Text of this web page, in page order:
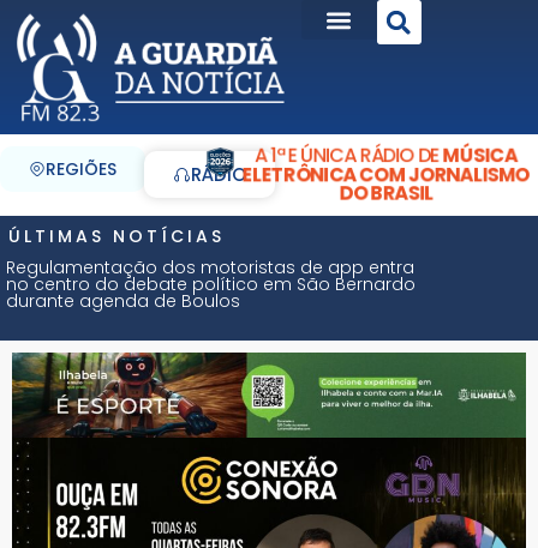
REGIÕES RÁDIO
A 1ª E ÚNICA RÁDIO DEMÚSICA
ELETRÔNICA COM JORNALISMO
DO BRASIL
ÚLTIMAS NOTÍCIAS
Regulamentação dos motoristas de app entra
no centro do debate político em São Bernardo
durante agenda de Boulos